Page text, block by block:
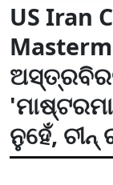
US Iran
ନୁହେଁ,